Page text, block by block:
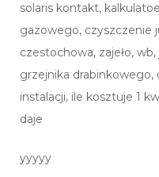
solaris kontakt,
gazowego, czyszczenie
czestochowa, zajeło,
grzejnika drabinkowego,
instalacji, ile kosztuje 1
daje
yyyyy